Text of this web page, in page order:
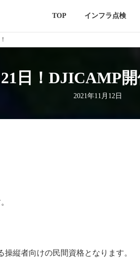
TOP インフラ点検
日！DJICAMP
2021年11月12日
縦者向けの民間資格となります。